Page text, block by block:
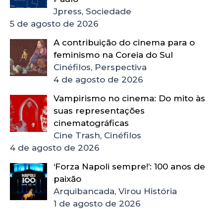
Jpress, Sociedade
5 de agosto de 2026
A contribuição do cinema para o
feminismo na Coreia do Sul
Cinéfilos, Perspectiva
4 de agosto de 2026
Vampirismo no cinema: Do mito às
suas representações
cinematográficas
Cine Trash, Cinéfilos
4 de agosto de 2026
‘Forza Napoli sempre!’: 100 anos de
paixão
Arquibancada, Virou História
1 de agosto de 2026